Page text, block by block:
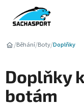
obsah
/Běhání/Boty/Doplňky
Doplňky
botám